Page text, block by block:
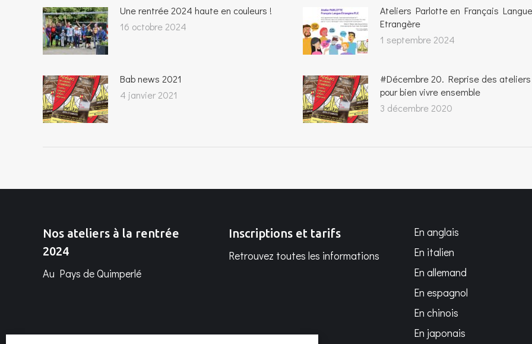
Une rentrée 2024 haute en couleurs !
16 octobre 2024
Ateliers Parlotte en Français Langue
Etrangère
1 septembre 2024
Bab news 2021
4 janvier 2021
#Décembre 20. Reprise des ateliers
pour bien vivre ensemble
3 décembre 2020
Nos ateliers à la rentrée
2024
Au Pays de Quimperlé
Inscriptions et tarifs
Retrouvez toutes les informations
En anglais
En italien
En allemand
En espagnol
En chinois
En japonais